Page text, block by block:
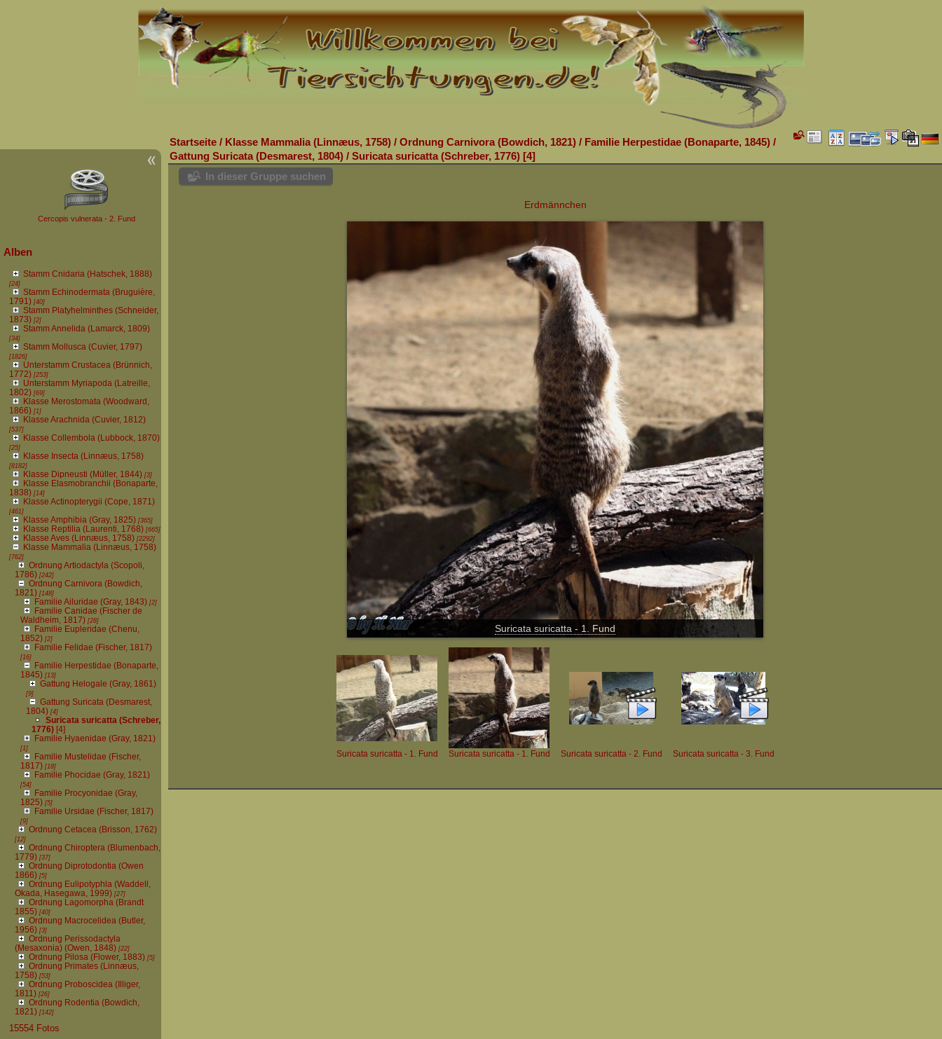
Cercopis vulnerata - 2. Fund
Alben
Stamm Cnidaria (Hatschek, 1888)
[24]
Stamm Echinodermata (Bruguière,
1791)[40]
Stamm Platyhelminthes (Schneider,
1873)[2]
Stamm Annelida (Lamarck, 1809)
[34]
Stamm Mollusca (Cuvier, 1797)
[1826]
Unterstamm Crustacea (Brünnich,
1772)[253]
Unterstamm Myriapoda (Latreille,
1802)[69]
Klasse Merostomata (Woodward,
1866)[1]
Klasse Arachnida (Cuvier, 1812)
[537]
Klasse Collembola (Lubbock, 1870)
[25]
Klasse Insecta (Linnæus, 1758)
[8182]
Klasse Dipneusti (Müller, 1844)[3]
Klasse Elasmobranchii (Bonaparte,
1838)[14]
Klasse Actinopterygii (Cope, 1871)
[461]
Klasse Amphibia (Gray, 1825)[365]
Klasse Reptilia (Laurenti, 1768)[665]
Klasse Aves (Linnæus, 1758)[2292]
Klasse Mammalia (Linnæus, 1758)
[762]
Ordnung Artiodactyla (Scopoli,
1786)[242]
Ordnung Carnivora (Bowdich,
1821)[148]
Familie Ailuridae (Gray, 1843)[2]
Familie Canidae (Fischer de
Waldheim, 1817)[28]
Familie Eupleridae (Chenu,
1852)[2]
Familie Felidae (Fischer, 1817)
[16]
Familie Herpestidae (Bonaparte,
1845)[13]
Gattung Helogale (Gray, 1861)
[9]
Gattung Suricata (Desmarest,
1804)[4]
Suricata suricatta (Schreber,
1776)[4]
Familie Hyaenidae (Gray, 1821)
[1]
Familie Mustelidae (Fischer,
1817)[18]
Familie Phocidae (Gray, 1821)
[54]
Familie Procyonidae (Gray,
1825)[5]
Familie Ursidae (Fischer, 1817)
[9]
Ordnung Cetacea (Brisson, 1762)
[12]
Ordnung Chiroptera (Blumenbach,
1779)[37]
Ordnung Diprotodontia (Owen
1866)[5]
Ordnung Eulipotyphla (Waddell,
Okada, Hasegawa, 1999)[27]
Ordnung Lagomorpha (Brandt
1855)[40]
Ordnung Macrocelidea (Butler,
1956) [3]
Ordnung Perissodactyla
(Mesaxonia) (Owen, 1848)[22]
Ordnung Pilosa (Flower, 1883)[5]
Ordnung Primates (Linnæus,
1758)[53]
Ordnung Proboscidea (Illiger,
1811)[26]
Ordnung Rodentia (Bowdich,
1821)[142]
15554 Fotos
Startseite / Klasse Mammalia (Linnæus, 1758) / Ordnung Carnivora (Bowdich, 1821) / Familie Herpestidae (Bonaparte, 1845) /
Gattung Suricata (Desmarest, 1804) / Suricata suricatta (Schreber, 1776) 4
In dieser Gruppe suchen
Erdmännchen
Suricata suricatta - 1. Fund
Suricata suricatta - 1. Fund Suricata suricatta - 1. Fund Suricata suricatta - 2. Fund Suricata suricatta - 3. Fund